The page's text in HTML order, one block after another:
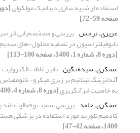
استفاده از شبیه سازی دینامیک مولکولی
صفحه 59-72]
عزیزی، نرجس بررسی و مشخصه‌یابی اثر
نانوفیلتراسیون در تصفیه محلول-های
[دوره 8، شماره 1، 1400، صفحه 100-113]
عسکری، سیده نگین تاثیر غلظت
آندایزینگ تیتانیم بر زبری میکرو-
به خاصیت ابرآبگریزی[دوره 8، شماره 4، 1400، صفحه 138-145]
عسگری، حامد بررسی سمیت و فعالیت ضد
کادمیم تلورید مورد استفاده در پزشکی
1400، صفحه 42-47]